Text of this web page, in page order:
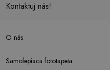
Kontaktuj nás!
O nás
Samolepiaca fototapeta